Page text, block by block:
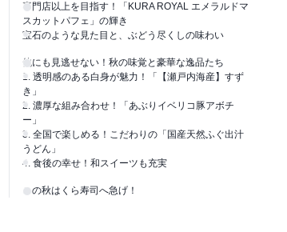
専門店以上を目指す！「KURA ROYAL エメラルドマ
スカットパフェ」の輝き
宝石のような見た目と、ぶどう尽くしの味わい
他にも見逃せない！秋の味覚と豪華な逸品たち
1. 透明感のある白身が魅力！「【瀬戸内海産】すず
き」
2. 濃厚な組み合わせ！「あぶりイベリコ豚アボチ
ー」
3. 全国で楽しめる！こだわりの「国産天然ふぐ出汁
うどん」
4. 食後の幸せ！和スイーツも充実
この秋はくら寿司へ急げ！